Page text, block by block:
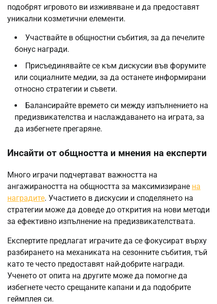
подобрят игровото ви изживяване и да предоставят
уникални козметични елементи.
Участвайте в общностни събития, за да печелите
бонус награди.
Присъединявайте се към дискусии във форумите
или социалните медии, за да останете информирани
относно стратегии и съвети.
Балансирайте времето си между изпълнението на
предизвикателства и наслаждаването на играта, за
да избегнете прегаряне.
Инсайти от общността и мнения на експерти
Много играчи подчертават важността на
ангажираността на общността за максимизиране на
наградите. Участието в дискусии и споделянето на
стратегии може да доведе до открития на нови методи
за ефективно изпълнение на предизвикателствата.
Експертите предлагат играчите да се фокусират върху
разбирането на механиката на сезонните събития, тъй
като те често предоставят най-добрите награди.
Ученето от опита на другите може да помогне да
избегнете често срещаните капани и да подобрите
геймплея си.